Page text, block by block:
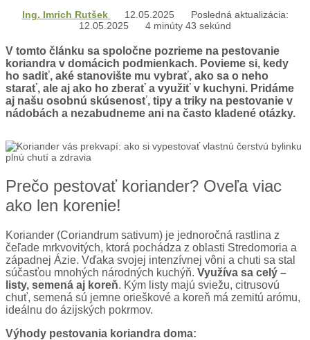
Ing. Imrich Rutšek 12.05.2025
Posledná aktualizácia:
12.05.2025
4 minúty 43 sekúnd
V tomto článku sa spoločne pozrieme na pestovanie
koriandra v domácich podmienkach. Povieme si, kedy
ho sadiť, aké stanovište mu vybrať, ako sa o neho
starať, ale aj ako ho zberať a využiť v kuchyni. Pridáme
aj našu osobnú skúsenosť, tipy a triky na pestovanie v
nádobách a nezabudneme ani na často kladené otázky.
Prečo pestovať koriander? Oveľa viac
ako len korenie!
Koriander (Coriandrum sativum) je jednoročná rastlina z
čeľade mrkvovitých, ktorá pochádza z oblasti Stredomoria a
západnej Ázie. Vďaka svojej intenzívnej vôni a chuti sa stal
súčasťou mnohých národných kuchýň. Využíva sa celý –
listy, semená aj koreň. Kým listy majú sviežu, citrusovú
chuť, semená sú jemne orieškové a koreň má zemitú arómu,
ideálnu do ázijských pokrmov.
Výhody pestovania koriandra doma: